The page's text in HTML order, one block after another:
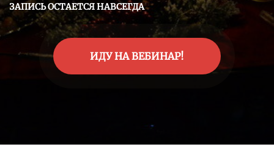
ЗАПИСЬ ОСТАЕТСЯ НАВСЕГДА
ИДУ НА ВЕБИНАР!